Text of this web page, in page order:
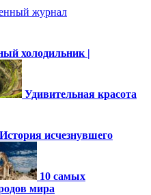
холодильник |
Удивительная красота
История исчезнувшего
10 самых
мира